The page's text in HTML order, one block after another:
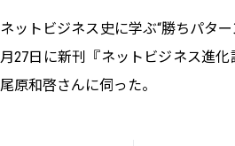
ネットビジネス史に学ぶ“勝ちパタ
月27日に新刊『ネットビジネス進
尾原和啓さんに伺った。